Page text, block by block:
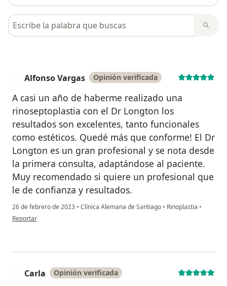
Busca en opiniones
Alfonso Vargas Opinión verificada
A casi un año de haberme realizado una
rinoseptoplastia con el Dr Longton los
resultados son excelentes, tanto funcionales
como estéticos. Quedé más que conforme! El Dr
Longton es un gran profesional y se nota desde
la primera consulta, adaptándose al paciente.
Muy recomendado si quiere un profesional que
le de confianza y resultados.
26 de febrero de 2023 • Clínica Alemana de Santiago • Rinoplastia •
en opinión del usuario Alfonso Vargas
Reportar
Carla Opinión verificada